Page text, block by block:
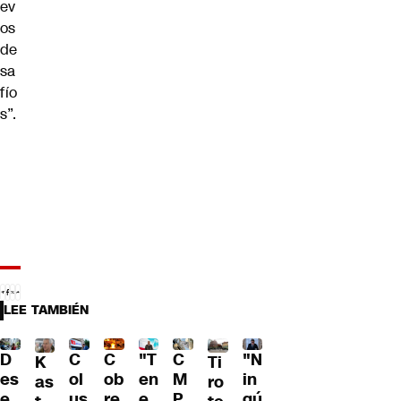
ev
os
de
sa
fío
s”.
LEE TAMBIÉN
D
es
K
as
C
ol
C
ob
"T
en
C
M
Ti
ro
"N
in